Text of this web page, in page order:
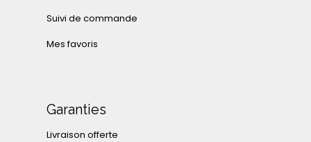
Suivi de commande
Mes favoris
Garanties
Livraison offerte